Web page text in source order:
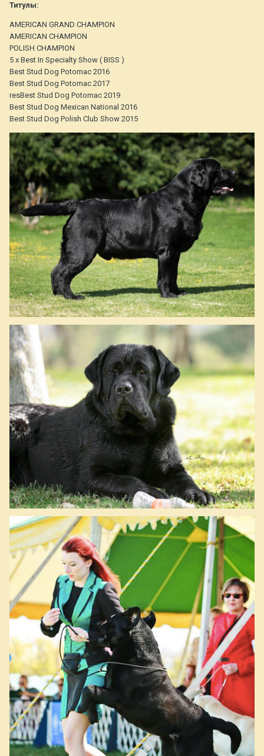
Титулы:
AMERICAN GRAND CHAMPION
AMERICAN CHAMPION
POLISH CHAMPION
5 x Best In Specialty Show ( BISS )
Best Stud Dog Potomac 2016
Best Stud Dog Potomac 2017
resBest Stud Dog Potomac 2019
Best Stud Dog Mexican National 2016
Best Stud Dog Polish Club Show 2015